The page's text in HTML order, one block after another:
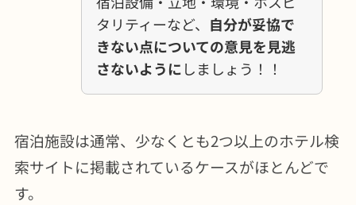
タリティーなど、 自分が妥協で
きない点についての意見を見逃
さないようにしましょう！！
宿泊施設は通常、少なくとも2つ以上のホテル検
索サイトに掲載されているケースがほとんどで
す。